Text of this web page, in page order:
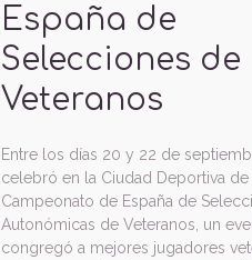
España de
Selecciones de
Veteranos
Entre los días 20 y 22 de
celebró en la Ciudad Deportiva de
Campeonato de España de
Autonómicas de Veteranos, un
congregó a mejores jugadores